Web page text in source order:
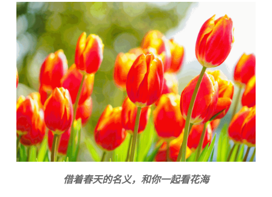
借着春天的名义，和你一起看花海